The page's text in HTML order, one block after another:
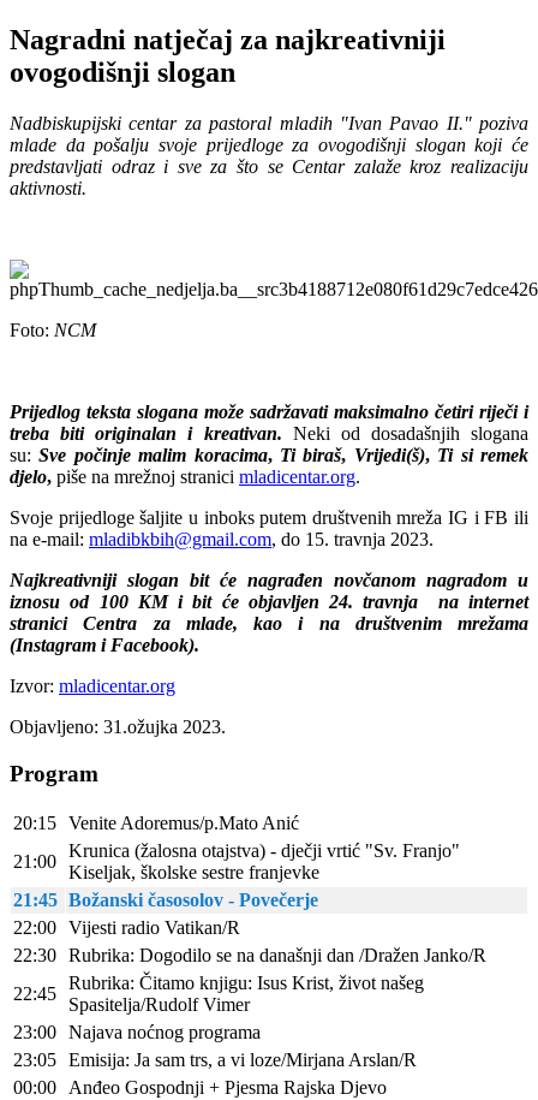
Nagradni natječaj za najkreativniji
ovogodišnji slogan
Nadbiskupijski centar za pastoral mladih "Ivan Pavao II." poziva
mlade da pošalju svoje prijedloge za ovogodišnji slogan koji će
predstavljati odraz i sve za što se Centar zalaže kroz realizaciju
aktivnosti.
Foto: NCM
Prijedlog teksta slogana može sadržavati maksimalno četiri riječi i
treba biti originalan i kreativan. Neki od dosadašnjih slogana
su:Sve počinje malim koracima, Ti biraš, Vrijedi(š), Ti si remek
djelo, piše na mrežnoj stranici mladicentar.org.
Svoje prijedloge šaljite u inboks putem društvenih mreža IG i FB ili
na e-mail: mladibkbih@gmail.com, do 15. travnja 2023.
Najkreativniji slogan bit će nagrađen novčanom nagradom u
iznosu od 100 KM i bit će objavljen 24. travnja na internet
stranici Centra za mlade, kao i na društvenim mrežama
(Instagram i Facebook).
Izvor: mladicentar.org
Objavljeno: 31.ožujka 2023.
Program
20:15 Venite Adoremus/p.Mato Anić
21:00
Krunica (žalosna otajstva) - dječji vrtić "Sv. Franjo"
Kiseljak, školske sestre franjevke
21:45 Božanski časosolov - Povečerje
22:00 Vijesti radio Vatikan/R
22:30 Rubrika: Dogodilo se na današnji dan /Dražen Janko/R
22:45
Rubrika: Čitamo knjigu: Isus Krist, život našeg
Spasitelja/Rudolf Vimer
23:00 Najava noćnog programa
23:05 Emisija: Ja sam trs, a vi loze/Mirjana Arslan/R
00:00
Anđeo Gospodnji + Pjesma Rajska Djevo